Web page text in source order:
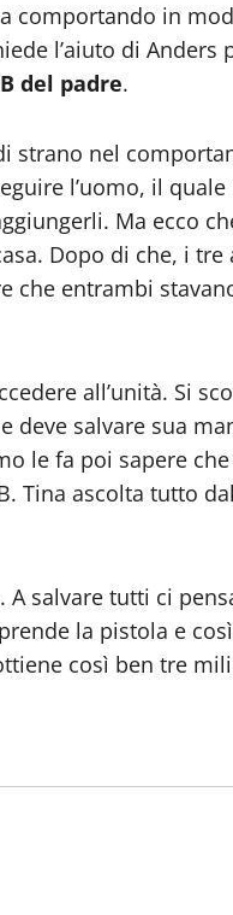
comportando in
l’aiuto di
del padre.
strano nel
l’uomo, il
Ma ecco
Dopo di che, i
che entrambi
all’unità. Si
deve salvare sua
le fa poi sapere
Tina ascolta tutto
salvare tutti ci
la pistola e
così ben tre